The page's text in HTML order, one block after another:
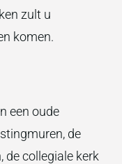
zult u
komen.
een oude
de
de collegiale kerk